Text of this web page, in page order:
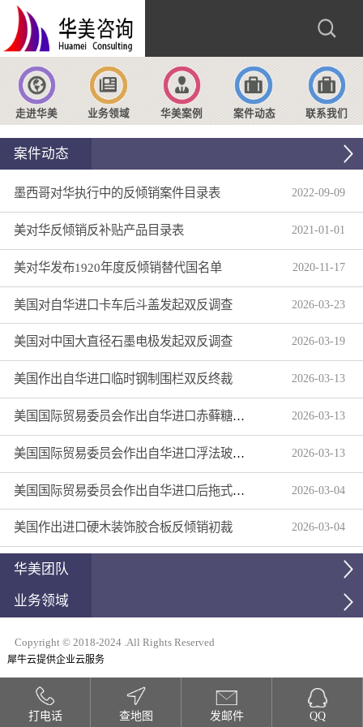
走进华美 业务领域 华美案例 案件动态 联系我们
案件动态
墨西哥对华执行中的反倾销案件目录表 2022-09-09
美对华反倾销反补贴产品目录表 2021 -01 -01
美对华发布1920年度反倾销替代国名单 2020-11 -17
美国对自华进口卡车后斗盖发起双反调查 2026-03-23
美国对中国大直径石墨电极发起双反调查 2026-03-19
美国作出自华进口临时钢制围栏双反终裁 2026-03-13
美国国际贸易委员会作出自华进口赤藓糖醇双反产业损害终裁 2026-03-13
美国国际贸易委员会作出自华进口浮法玻璃制品双反产业损害终裁 2026-03-13
美国国际贸易委员会作出自华进口后拖式草地维护设备及相关零部件第三次反倾销日落复审产业损害终裁 2026-03-04
美国作出进口硬木装饰胶合板反倾销初裁 2026-03-04
华美团队
业务领域
Copyright © 2018-2024 .All Rights Reserved
犀牛云提供企业云服务
打电话 查地图 发邮件 QQ